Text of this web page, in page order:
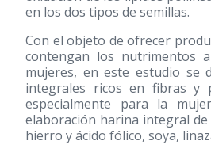
en los dos tipos de semillas.
Con el objeto de ofrecer
contengan los nutrimentos
mujeres, en este estudio se
integrales ricos en fibras y
especialmente para la
elaboración harina integral
hierro y ácido fólico, soya,